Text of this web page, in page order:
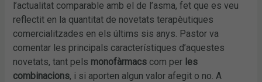
l’actualitat comparable amb el de l’asma, fet que es veu
reflectit en la quantitat de novetats terapèutiques
comercialitzades en els últims sis anys. Pastor va
comentar les principals característiques d’aquestes
novetats, tant pels monofàrmacs com per les
combinacions, i si aporten algun valor afegit o no. A